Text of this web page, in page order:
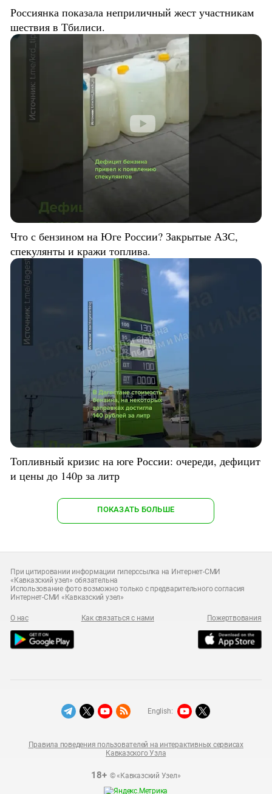
Россиянка показала неприличный жест участникам
шествия в Тбилиси.
Что с бензином на Юге России? Закрытые АЗС,
спекулянты и кражи топлива.
Топливный кризис на юге России: очереди, дефицит
и цены до 140р за литр
ПОКАЗАТЬ БОЛЬШЕ
При цитировании информации гиперссылка на Интернет-СМИ
«Кавказский узел» обязательна
Использование фото возможно только с предварительного согласия
Интернет-СМИ «Кавказский узел»
О нас Как связаться с нами Пожертвования
18+© «Кавказский Узел»
Правила поведения пользователей на интерактивных сервисах
Кавказского Узла
English: